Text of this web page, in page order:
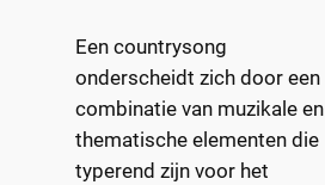
Een countrysong
onderscheidt zich door een
combinatie van muzikale en
thematische elementen die
typerend zijn voor het